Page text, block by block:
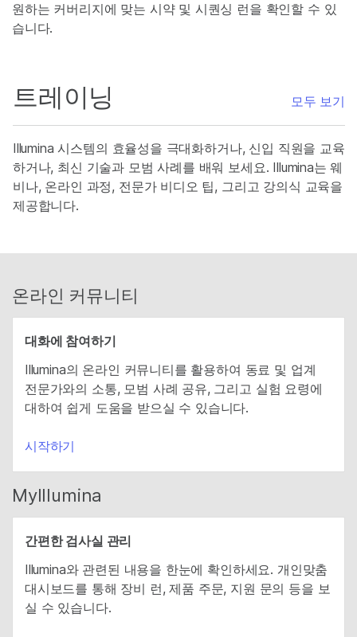
원하는 커버리지에 맞는 시약 및 시퀀싱 런을 확인할 수 있
습니다.
트레이닝 모두 보기
Illumina 시스템의 효율성을 극대화하거나, 신입 직원을 교육
하거나, 최신 기술과 모범 사례를 배워 보세요. Illumina는 웨
비나, 온라인 과정, 전문가 비디오 팁, 그리고 강의식 교육을
제공합니다.
온라인 커뮤니티
대화에 참여하기
Illumina의 온라인 커뮤니티를 활용하여 동료 및 업계
전문가와의 소통, 모범 사례 공유, 그리고 실험 요령에
대하여 쉽게 도움을 받으실 수 있습니다.
시작하기
MyIllumina
간편한 검사실 관리
Illumina와 관련된 내용을 한눈에 확인하세요. 개인맞춤
대시보드를 통해 장비 런, 제품 주문, 지원 문의 등을 보
실 수 있습니다.